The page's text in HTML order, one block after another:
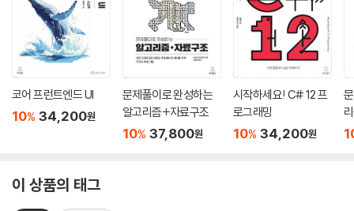
코어 프런트엔드 UI
10% 34,200원
문제풀이로 완성하는
알고리즘+자료구조
10% 37,800원
시작하세요! C# 12 프
로그래밍
10% 34,200원
이 상품의 태그